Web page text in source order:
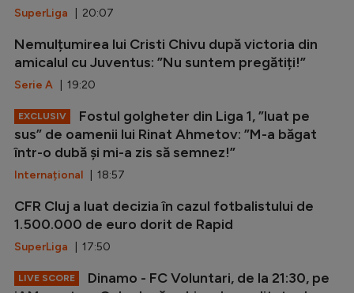
SuperLiga | 20:07
Nemulțumirea lui Cristi Chivu după victoria din
amicalul cu Juventus: ”Nu suntem pregătiți!”
Serie A | 19:20
EXCLUSIV
Fostul golgheter din Liga 1, ”luat pe
sus” de oamenii lui Rinat Ahmetov: ”M-a băgat
într-o dubă și mi-a zis să semnez!”
Internațional | 18:57
CFR Cluj a luat decizia în cazul fotbalistului de
1.500.000 de euro dorit de Rapid
SuperLiga | 17:50
LIVE SCORE
Dinamo - FC Voluntari, de la 21:30, pe